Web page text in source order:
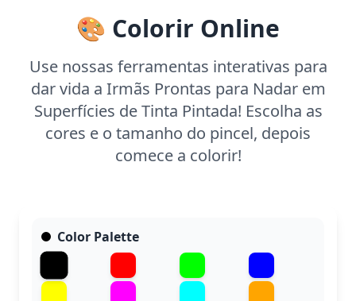
sombreamento para dar vida à cena.
🎨 Colorir Online
Use nossas ferramentas interativas para
dar vida a Irmãs Prontas para Nadar em
Superfícies de Tinta Pintada! Escolha as
cores e o tamanho do pincel, depois
comece a colorir!
Color Palette